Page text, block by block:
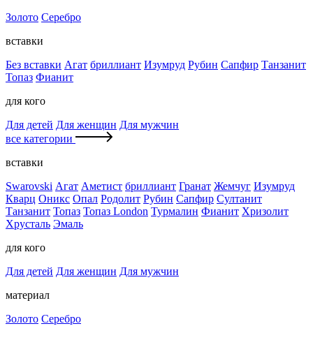
Золото Серебро
вставки
Без вставки Агат бриллиант Изумруд Рубин Сапфир Танзанит
Топаз Фианит
для кого
Для детей Для женщин Для мужчин
все категории
вставки
Swarovski Агат Аметист бриллиант Гранат Жемчуг Изумруд
Кварц Оникс Опал Родолит Рубин Сапфир Султанит
Танзанит Топаз Топаз London Турмалин Фианит Хризолит
Хрусталь Эмаль
для кого
Для детей Для женщин Для мужчин
материал
Золото Серебро